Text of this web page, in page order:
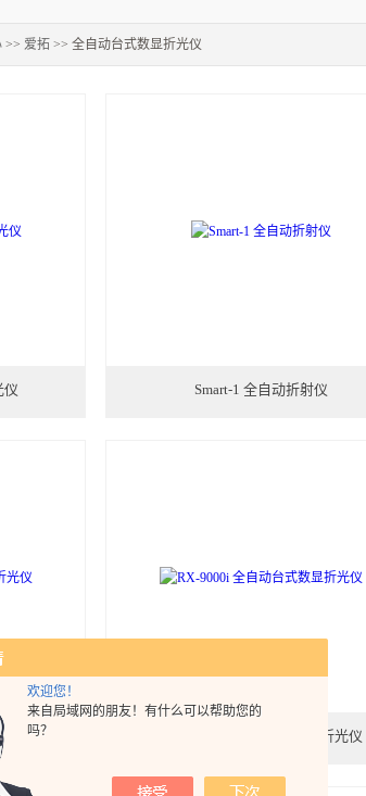
欢迎您！
来自局域网的朋友！有什么可以帮助您的
吗？
>> 爱拓 >> 全自动台式数显折光仪
仪 Smart-1 全自动折射仪
光仪 RX-9000i 全自动台式数显折光仪